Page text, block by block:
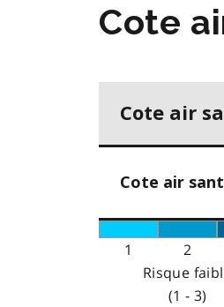
Cote
Cote air
Cote air
1 2
Risque
(1 - 3)